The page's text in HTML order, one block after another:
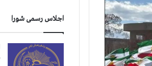
اجلاس رسمی شورا